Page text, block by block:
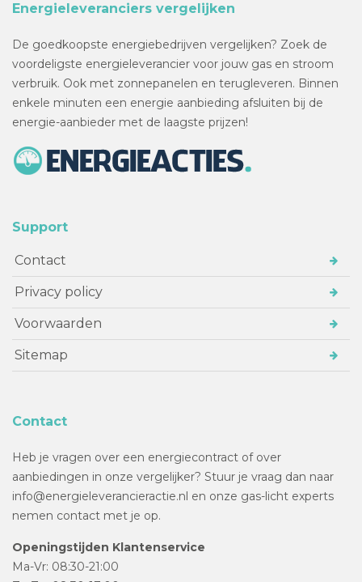
Energieleveranciers vergelijken
De goedkoopste energiebedrijven vergelijken? Zoek de
voordeligste energieleverancier voor jouw gas en stroom
verbruik. Ook met zonnepanelen en terugleveren. Binnen
enkele minuten een energie aanbieding afsluiten bij de
energie-aanbieder met de laagste prijzen!
Support
Contact
Privacy policy
Voorwaarden
Sitemap
Contact
Heb je vragen over een energiecontract of over
aanbiedingen in onze vergelijker? Stuur je vraag dan naar
info@energieleverancieractie.nl en onze gas-licht experts
nemen contact met je op.
Openingstijden Klantenservice
Ma-Vr: 08:30-21:00